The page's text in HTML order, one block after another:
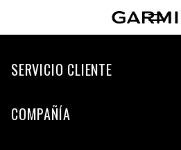
SERVICIO CLIENTE
COMPAÑÍA